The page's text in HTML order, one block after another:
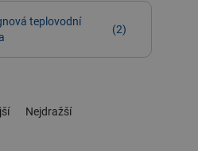
teplovodní
(2)
Nejdražší